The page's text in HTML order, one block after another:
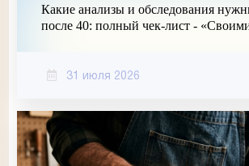
Какие анализы и обследования
после 40: полный чек-лист -
31 июля 2026